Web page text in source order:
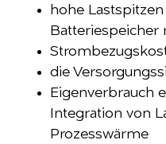
hohe
Batteriespeicher
die
Eigenverbrauch
Integration von
Prozesswärme